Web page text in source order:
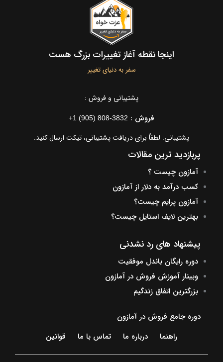
اینجا نقطه آغاز تغییرات بزرگ هست
سفر به دنیای تغییر
پشتیبانی و فروش :
فروش : +1 (905) 808-3832
پشتیبانی: لطفاً برای دریافت پشتیبانی، تیکت ارسال کنید.
پربازدید ترین مقالات
آمازون چیست ؟
کسب درآمد به دلار از آمازون
آمازون پرایم چیست؟
بهترین لایف استایل چیست؟
پیشنهاد های رد نشدنی
دوره رایگان باندل موفقیت
وبینار آموزش فروش در آمازون
بزرگترین اتفاق زندگیم
دوره جامع فروش در آمازون
راهنما
درباره ما تماس با ما قوانین